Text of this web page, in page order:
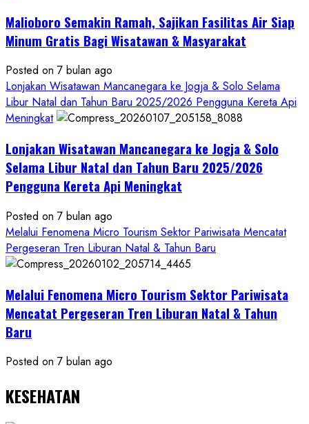
Jobeh
yang
Resmi
Sandang
Status
Kalurahan
Budaya
Malioboro Semakin Ramah, Sajikan Fasilitas Air Siap
Minum Gratis Bagi Wisatawan & Masyarakat
Posted on 7 bulan ago
Lonjakan Wisatawan Mancanegara ke Jogja & Solo Selama
Libur Natal dan Tahun Baru 2025/2026 Pengguna Kereta Api
Meningkat
Lonjakan Wisatawan Mancanegara ke Jogja & Solo
Selama Libur Natal dan Tahun Baru 2025/2026
Pengguna Kereta Api Meningkat
Posted on 7 bulan ago
Melalui Fenomena Micro Tourism Sektor Pariwisata Mencatat
Pergeseran Tren Liburan Natal & Tahun Baru
Melalui Fenomena Micro Tourism Sektor Pariwisata
Mencatat Pergeseran Tren Liburan Natal & Tahun
Baru
Posted on 7 bulan ago
KESEHATAN